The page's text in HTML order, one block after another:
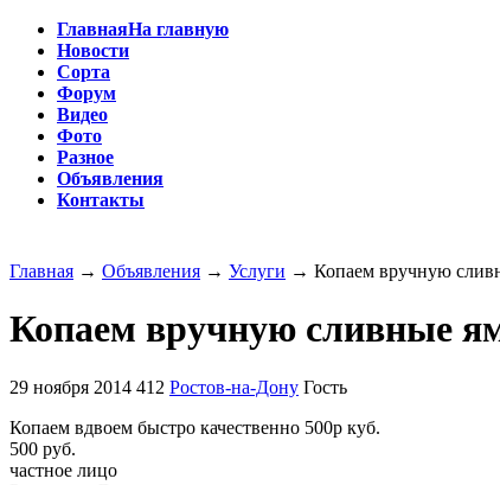
ГлавнаяНа главную
Новости
Сорта
Форум
Видео
Фото
Разное
Объявления
Контакты
Главная → Объявления → Услуги → Копаем вручную
Копаем вручную сливные
29 ноября 2014 412 Ростов-на-Дону Гость
Копаем вдвоем быстро качественно 500р куб.
500 руб.
частное лицо